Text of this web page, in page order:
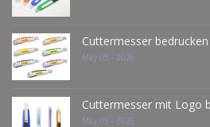
Cuttermesser
May 05 - 2026
Cuttermesser mit Logo
May 05 - 2026